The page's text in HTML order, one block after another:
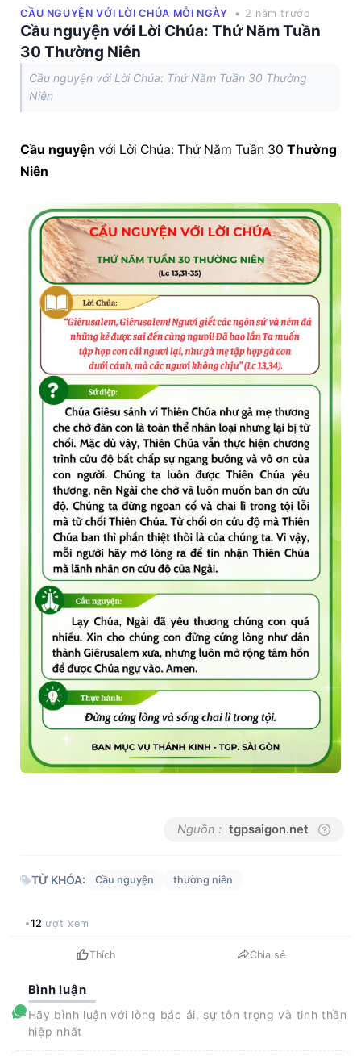
CẦU NGUYỆN VỚI LỜI CHÚA MỖI NGÀY • 2 năm trước
Cầu nguyện với Lời Chúa: Thứ Năm Tuần
30 Thường Niên
Cầu nguyện với Lời Chúa: Thứ Năm Tuần 30 Thường
Niên
Cầu nguyện với Lời Chúa: Thứ Năm Tuần 30 Thường
Niên
Nguồn : tgpsaigon.net
TỪ KHÓA: Cầu nguyện thường niên
12 lượt xem
Thích Chia sẻ
Bình luận
Hãy bình luận với lòng bác ái, sự tôn trọng và tinh thần
hiệp nhất